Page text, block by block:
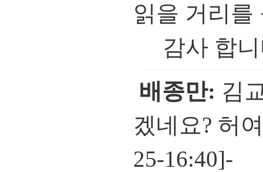
읽을 거리를
감사 합니
배종만: 김
겠네요? 허
25-16:40]-